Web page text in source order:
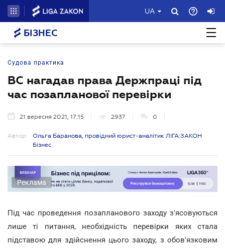
UA
БІЗНЕС
Судова практика
ВС нагадав права Держпраці під
час позапланової перевірки
21 вересня 2021, 17:15 2937 0
Автор:
Ольга Баранова, провідний юрист-аналітик ЛІГА:ЗАКОН
Бізнес
Реклама
Під час проведення позапланового заходу з'ясовуються
лише ті питання, необхідність перевірки яких стала
підставою для здійснення цього заходу, з обов'язковим